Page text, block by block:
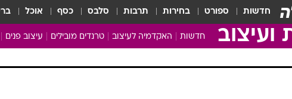
חדשות ספורט בחירות תרבות סלבס כסף אוכל
ועיצוב חדשות האקדמיה לעיצוב טרנדים מובילים עיצוב פנים